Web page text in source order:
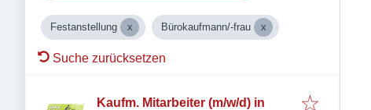
Festanstellung Bürokaufmann/-frau
Suche zurücksetzen
Kaufm. Mitarbeiter (m/w/d) in